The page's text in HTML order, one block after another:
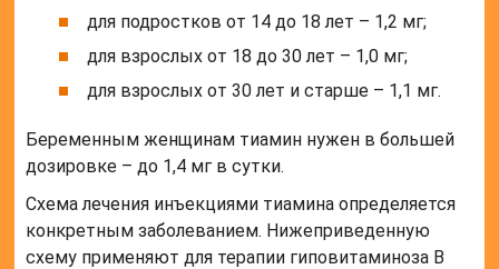
для подростков от 14 до 18 лет – 1,2 мг;
для взрослых от 18 до 30 лет – 1,0 мг;
для взрослых от 30 лет и старше – 1,1 мг.
Беременным женщинам тиамин нужен в большей
дозировке – до 1,4 мг в сутки.
Схема лечения инъекциями тиамина определяется
конкретным заболеванием. Нижеприведенную
схему применяют для терапии гиповитаминоза B